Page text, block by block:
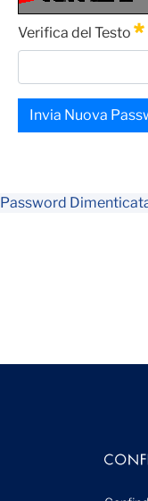
Verifica del Testo
Obbligatorio
Invia Nuova
Password